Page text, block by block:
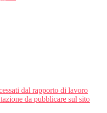
dal rapporto di lavoro
da pubblicare sul sito